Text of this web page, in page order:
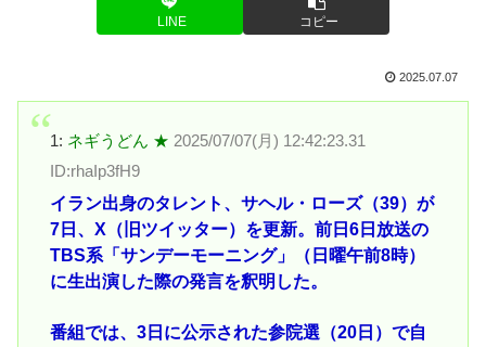
LINE コピー
2025.07.07
1: ネギうどん ★ 2025/07/07(月) 12:42:23.31
ID:rhaIp3fH9
イラン出身のタレント、サヘル・ローズ（39）が
7日、X（旧ツイッター）を更新。前日6日放送の
TBS系「サンデーモーニング」（日曜午前8時）
に生出演した際の発言を釈明した。
番組では、3日に公示された参院選（20日）で自